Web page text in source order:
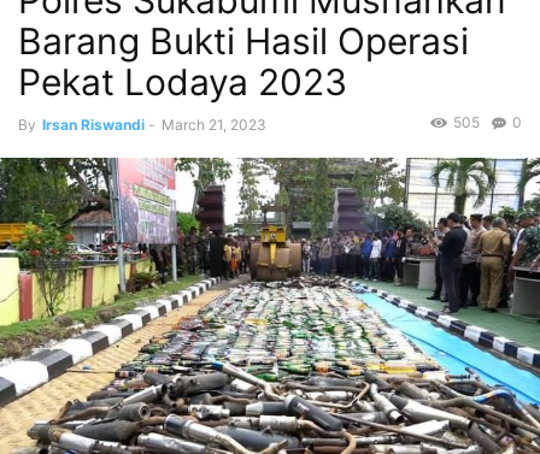
Barang Bukti Hasil Operasi
Pekat Lodaya 2023
By Irsan Riswandi - March 21, 2023 0
505